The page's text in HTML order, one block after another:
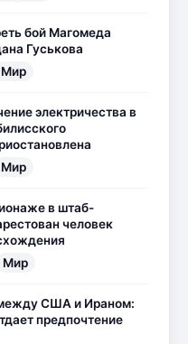
бой Магомеда
Гуськова
Мир
электричества в
Мир
в штаб-
человек
Мир
США и Ираном:
предпочтение